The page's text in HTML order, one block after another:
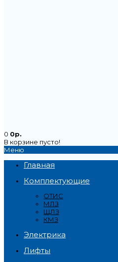
0 0р.
В корзине пусто!
Меню
Главная
Комплектующие
ОТИС
МЛЗ
ЩЛЗ
КМЗ
Электрика
Лифты